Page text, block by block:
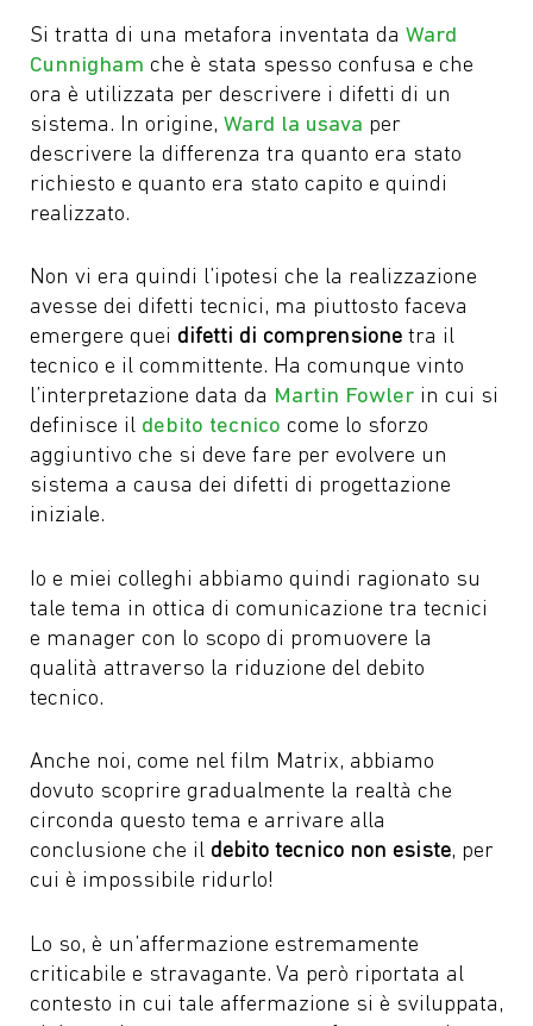
Si tratta di una metafora inventata da Ward
Cunnigham che è stata spesso confusa e che
ora è utilizzata per descrivere i difetti di un
sistema. In origine, Ward la usava per
descrivere la differenza tra quanto era stato
richiesto e quanto era stato capito e quindi
realizzato.
Non vi era quindi l’ipotesi che la realizzazione
avesse dei difetti tecnici, ma piuttosto faceva
emergere quei difetti di comprensione tra il
tecnico e il committente. Ha comunque vinto
l’interpretazione data da Martin Fowler in cui si
definisce il debito tecnico come lo sforzo
aggiuntivo che si deve fare per evolvere un
sistema a causa dei difetti di progettazione
iniziale.
Io e miei colleghi abbiamo quindi ragionato su
tale tema in ottica di comunicazione tra tecnici
e manager con lo scopo di promuovere la
qualità attraverso la riduzione del debito
tecnico.
Anche noi, come nel film Matrix, abbiamo
dovuto scoprire gradualmente la realtà che
circonda questo tema e arrivare alla
conclusione che il debito tecnico non esiste, per
cui è impossibile ridurlo!
Lo so, è un’affermazione estremamente
criticabile e stravagante. Va però riportata al
contesto in cui tale affermazione si è sviluppata,